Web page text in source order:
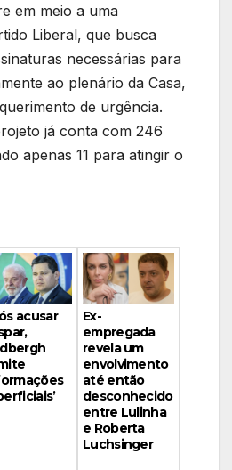
em meio a uma
Liberal, que busca
necessárias para
ao plenário da Casa,
de urgência.
já conta com 246
apenas 11 para atingir o
acusar
Ex-
empregada
revela um
envolvimento
até então
desconhecido
entre Lulinha
e Roberta
Luchsinger